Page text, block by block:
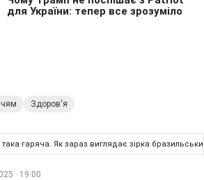
Здоров'я
гаряча. Як зараз виглядає зірка
· 19:00